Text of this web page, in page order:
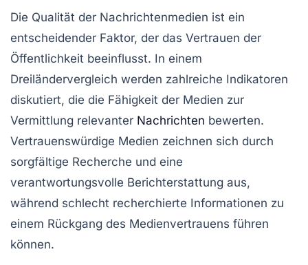
Die Qualität der Nachrichtenmedien ist ein
entscheidender Faktor, der das Vertrauen der
Öffentlichkeit beeinflusst. In einem
Dreiländervergleich werden zahlreiche Indikatoren
diskutiert, die die Fähigkeit der Medien zur
Vermittlung relevanter Nachrichten bewerten.
Vertrauenswürdige Medien zeichnen sich durch
sorgfältige Recherche und eine
verantwortungsvolle Berichterstattung aus,
während schlecht recherchierte Informationen zu
einem Rückgang des Medienvertrauens führen
können.